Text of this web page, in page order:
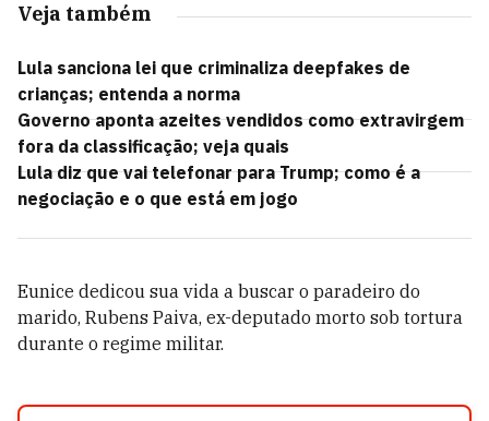
Veja também
Lula sanciona lei que criminaliza deepfakes de
crianças; entenda a norma
Governo aponta azeites vendidos como extravirgem
fora da classificação; veja quais
Lula diz que vai telefonar para Trump; como é a
negociação e o que está em jogo
Eunice dedicou sua vida a buscar o paradeiro do
marido, Rubens Paiva, ex-deputado morto sob tortura
durante o regime militar.